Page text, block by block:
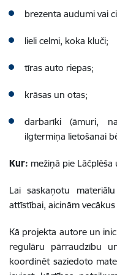
brezenta audumi vai
lieli celmi, koka kluči;
tīras auto riepas;
krāsas un otas;
darbarīki (āmuri,
ilgtermiņa lietošanai
Kur: mežiņā pie
Lai saskaņotu
attīstībai, aicinām
Kā projekta autore un
regulāru pārraudzību
koordinēt saziedoto